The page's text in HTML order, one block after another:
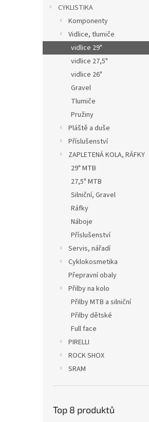
n
e
CYKLISTIKA
Komponenty
Vidlice, tlumiče
vidlice 29"
vidlice 27,5"
vidlice 26"
Gravel
Tlumiče
Pružiny
Pláště a duše
Příslušenství
ZAPLETENÁ KOLA, RÁFKY
29" MTB
27,5" MTB
Silniční, Gravel
Ráfky
Náboje
Příslušenství
Servis, nářadí
Cyklokosmetika
Přepravní obaly
Přilby na kolo
Přilby MTB a silniční
Přilby dětské
Full face
PIRELLI
ROCK SHOX
SRAM
Top 8 produktů